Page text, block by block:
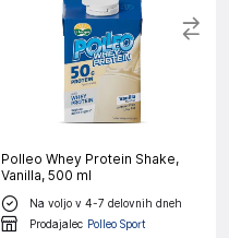
Polleo Whey Protein Shake,
Vanilla, 500 ml
Na voljo v 4-7 delovnih dneh
Prodajalec Polleo Sport